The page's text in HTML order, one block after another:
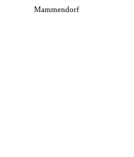
Mammendorf